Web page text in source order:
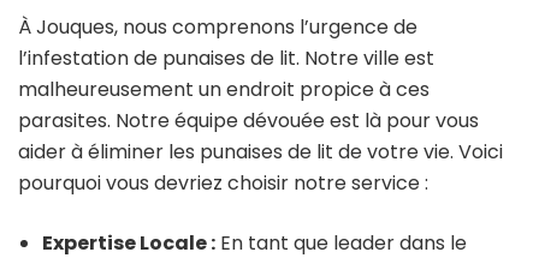
À Jouques, nous comprenons l’urgence de
l’infestation de punaises de lit. Notre ville est
malheureusement un endroit propice à ces
parasites. Notre équipe dévouée est là pour vous
aider à éliminer les punaises de lit de votre vie. Voici
pourquoi vous devriez choisir notre service :
Expertise Locale : En tant que leader dans le